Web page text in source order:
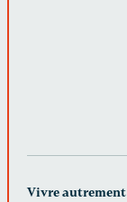
Vivre autrement